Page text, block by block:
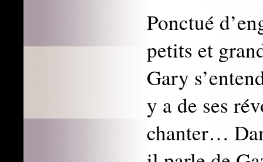
Ponctué
petits et
Gary
y a de ses
chanter…